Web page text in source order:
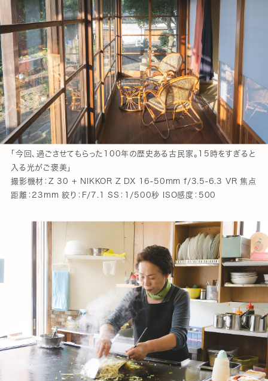
「今回、過ごさせてもらった100年の歴史ある古民家。15時をすぎると
入る光がご褒美」
撮影機材：Z 30 + NIKKOR Z DX 16-50mm f/3.5-6.3 VR 焦点
距離：23mm 絞り：F/7.1 SS：1/500秒 ISO感度：500